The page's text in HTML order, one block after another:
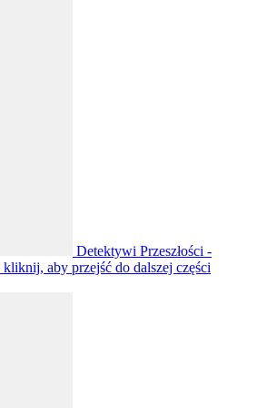
Detektywi Przeszłości -
kliknij, aby przejść do dalszej części